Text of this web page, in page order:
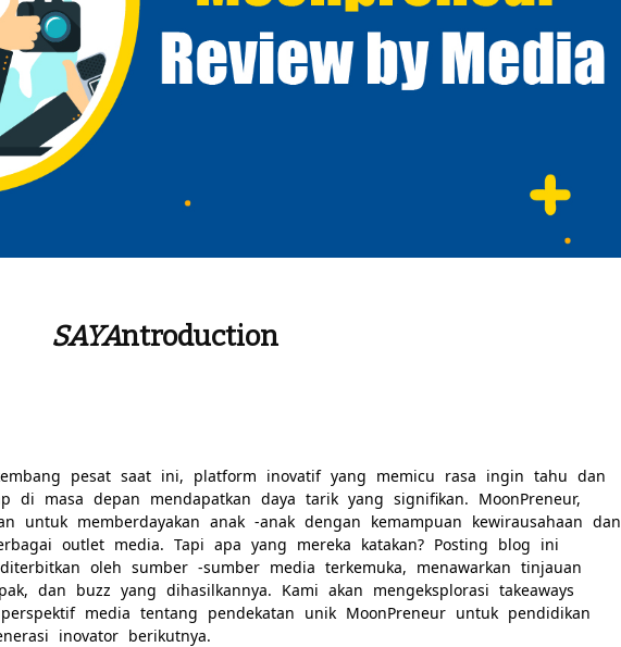
SAYAntroduction
pesat saat ini, platform inovatif yang memicu rasa ingin tahu dan
di masa depan mendapatkan daya tarik yang signifikan. MoonPreneur,
untuk memberdayakan anak -anak dengan kemampuan kewirausahaan dan
outlet media. Tapi apa yang mereka katakan? Posting blog ini
oleh sumber -sumber media terkemuka, menawarkan tinjauan
dan buzz yang dihasilkannya. Kami akan mengeksplorasi takeaways
media tentang pendekatan unik MoonPreneur untuk pendidikan
inovator berikutnya.